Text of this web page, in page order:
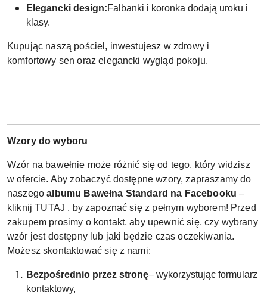
Elegancki design:Falbanki i koronka dodają uroku i
klasy.
Kupując naszą pościel, inwestujesz w zdrowy i
komfortowy sen oraz elegancki wygląd pokoju.
Wzory do wyboru
Wzór na bawełnie może różnić się od tego, który widzisz
w ofercie. Aby zobaczyć dostępne wzory, zapraszamy do
naszegoalbumu Bawełna Standard na Facebooku –
kliknijTUTAJ , by zapoznać się z pełnym wyborem! Przed
zakupem prosimy o kontakt, aby upewnić się, czy wybrany
wzór jest dostępny lub jaki będzie czas oczekiwania.
Możesz skontaktować się z nami:
Bezpośrednio przez stronę– wykorzystując formularz
kontaktowy,